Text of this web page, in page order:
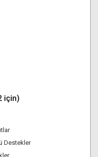
için)
Destekler